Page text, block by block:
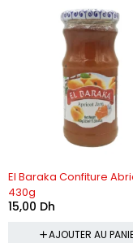
El Baraka Confiture
430g
15,00 Dh
AJOUTER AU